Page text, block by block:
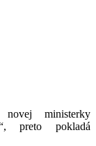
ministerky
preto pokladá